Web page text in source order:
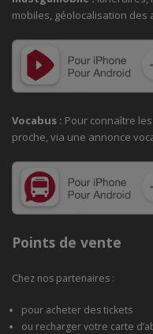
mobiles, géolocalisation
Vocabus : Pour connaître
proche, via une annonce
Points de vente
Chez nos partenaires :
pour acheter des tickets
ou recharger votre carte